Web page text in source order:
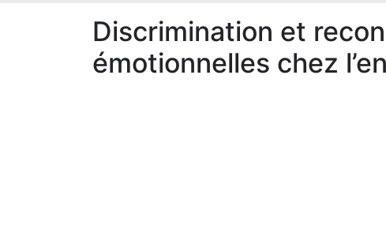
Discrimination et
émotionnelles chez